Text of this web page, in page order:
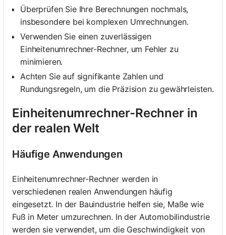
Überprüfen Sie Ihre Berechnungen nochmals,
insbesondere bei komplexen Umrechnungen.
Verwenden Sie einen zuverlässigen
Einheitenumrechner-Rechner, um Fehler zu
minimieren.
Achten Sie auf signifikante Zahlen und
Rundungsregeln, um die Präzision zu gewährleisten.
Einheitenumrechner-Rechner in
der realen Welt
Häufige Anwendungen
Einheitenumrechner-Rechner werden in
verschiedenen realen Anwendungen häufig
eingesetzt. In der Bauindustrie helfen sie, Maße wie
Fuß in Meter umzurechnen. In der Automobilindustrie
werden sie verwendet, um die Geschwindigkeit von